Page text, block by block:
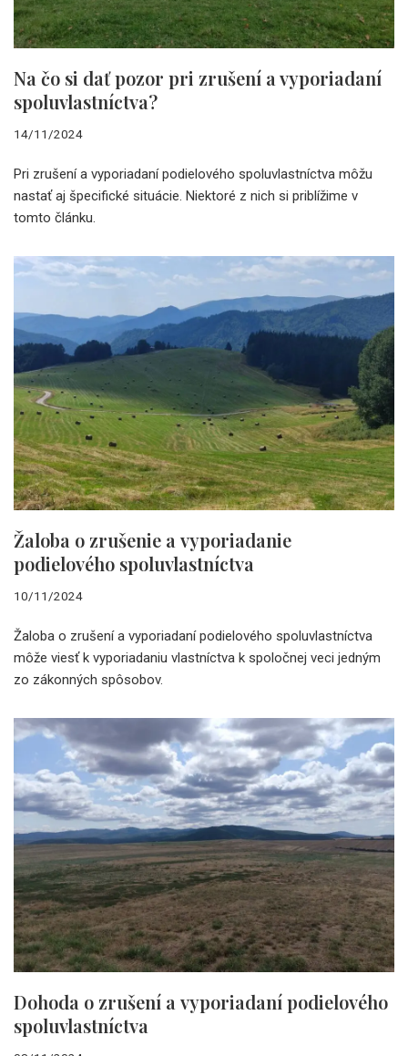
Na čo si dať pozor pri zrušení a vyporiadaní
spoluvlastníctva?
14/11/2024
Pri zrušení a vyporiadaní podielového spoluvlastníctva môžu
nastať aj špecifické situácie. Niektoré z nich si priblížime v
tomto článku.
Žaloba o zrušenie a vyporiadanie
podielového spoluvlastníctva
10/11/2024
Žaloba o zrušení a vyporiadaní podielového spoluvlastníctva
môže viesť k vyporiadaniu vlastníctva k spoločnej veci jedným
zo zákonných spôsobov.
Dohoda o zrušení a vyporiadaní podielového
spoluvlastníctva